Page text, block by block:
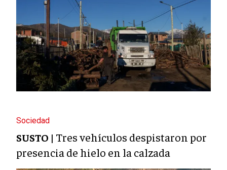
Sociedad
SUSTO | Tres vehículos despistaron por
presencia de hielo en la calzada